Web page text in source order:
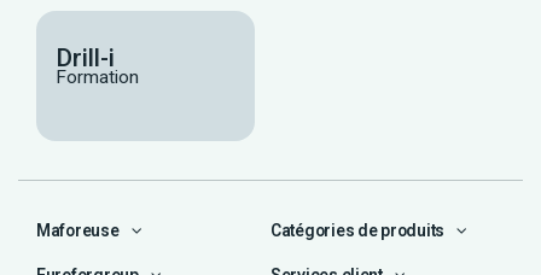
Drill-i
Formation
Maforeuse Catégories de produits